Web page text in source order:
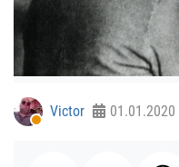
Victor 01.01.2020